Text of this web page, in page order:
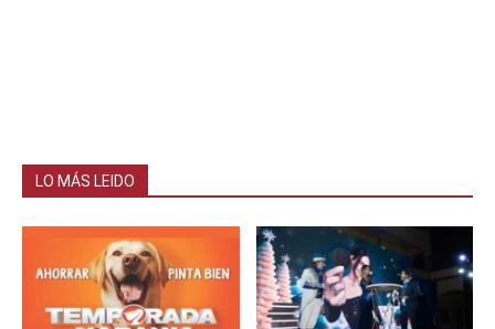
LO MÁS LEIDO